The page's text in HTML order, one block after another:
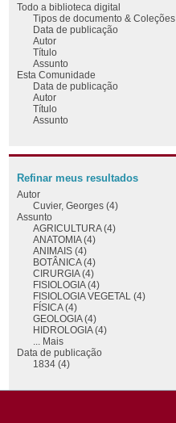
Todo a biblioteca digital
Tipos de documento & Coleções
Data de publicação
Autor
Título
Assunto
Esta Comunidade
Data de publicação
Autor
Título
Assunto
Refinar meus resultados
Autor
Cuvier, Georges (4)
Assunto
AGRICULTURA (4)
ANATOMIA (4)
ANIMAIS (4)
BOTÂNICA (4)
CIRURGIA (4)
FISIOLOGIA (4)
FISIOLOGIA VEGETAL (4)
FÍSICA (4)
GEOLOGIA (4)
HIDROLOGIA (4)
... Mais
Data de publicação
1834 (4)